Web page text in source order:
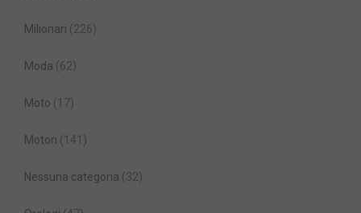
Milionari (226)
Moda (62)
Moto (17)
Motori (141)
Nessuna categoria (32)